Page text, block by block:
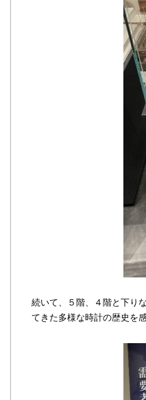
続いて、５階、４階と下り
てきた多様な時計の歴史を感